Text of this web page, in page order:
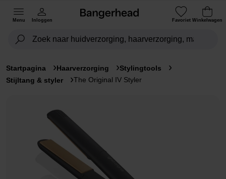
Menu Inloggen Favoriet Winkelwagen
Startpagina Haarverzorging
Stylingtools
Stijltang & styler
The Original IV Styler